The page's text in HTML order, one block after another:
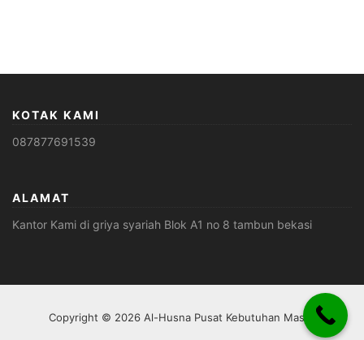
KOTAK KAMI
087877691539
ALAMAT
Kantor Kami di griya syariah Blok A1 no 8 tambun bekasi
Copyright © 2026 Al-Husna Pusat Kebutuhan Masjid